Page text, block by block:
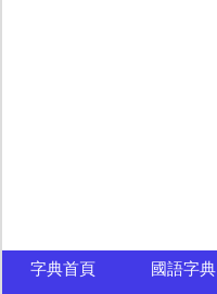
字典首頁 國語字典